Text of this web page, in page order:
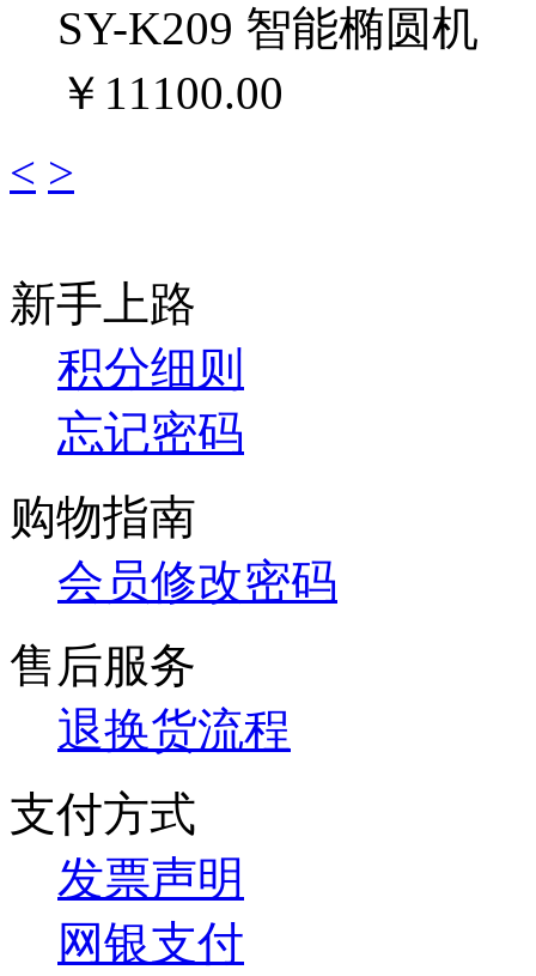
SY-K209 智能椭圆机
￥11100.00
< >
新手上路
积分细则
忘记密码
购物指南
会员修改密码
售后服务
退换货流程
支付方式
发票声明
网银支付